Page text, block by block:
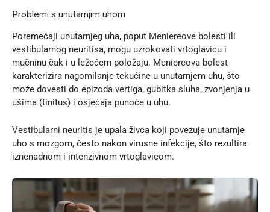
Problemi s unutarnjim uhom
Poremećaji unutarnjeg uha, poput Meniereove bolesti ili
vestibularnog neuritisa, mogu uzrokovati vrtoglavicu i
mučninu čak i u ležećem položaju. Meniereova bolest
karakterizira nagomilanje tekućine u unutarnjem uhu, što
može dovesti do epizoda vertiga, gubitka sluha, zvonjenja u
ušima (tinitus) i osjećaja punoće u uhu.
Vestibularni neuritis je upala živca koji povezuje unutarnje
uho s mozgom, često nakon virusne infekcije, što rezultira
iznenadnom i intenzivnom vrtoglavicom.